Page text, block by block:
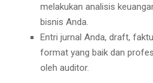
melakukan analisis
bisnis Anda.
Entri jurnal Anda, draft,
format yang baik dan
oleh auditor.